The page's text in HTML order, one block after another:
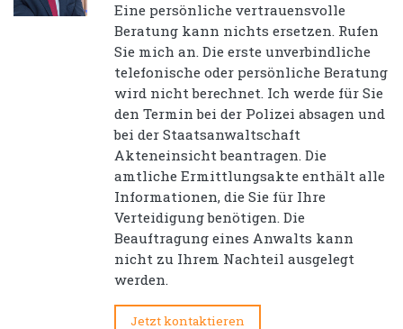
Eine persönliche vertrauensvolle
Beratung kann nichts ersetzen. Rufen
Sie mich an. Die erste unverbindliche
telefonische oder persönliche Beratung
wird nicht berechnet. Ich werde für Sie
den Termin bei der Polizei absagen und
bei der Staatsanwaltschaft
Akteneinsicht beantragen. Die
amtliche Ermittlungsakte enthält alle
Informationen, die Sie für Ihre
Verteidigung benötigen. Die
Beauftragung eines Anwalts kann
nicht zu Ihrem Nachteil ausgelegt
werden.
Jetzt kontaktieren